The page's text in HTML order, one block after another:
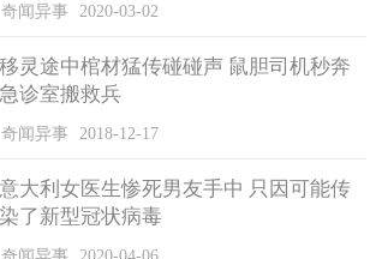
奇闻异事 2020-03-02
移灵途中棺材猛传碰碰声 鼠胆司机秒奔
急诊室搬救兵
奇闻异事 2018-12-17
意大利女医生惨死男友手中 只因可能传
染了新型冠状病毒